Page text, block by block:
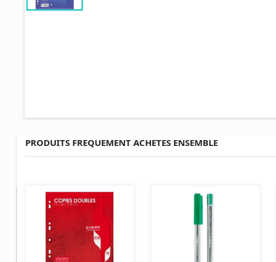
PRODUITS FREQUEMENT ACHETES ENSEMBLE